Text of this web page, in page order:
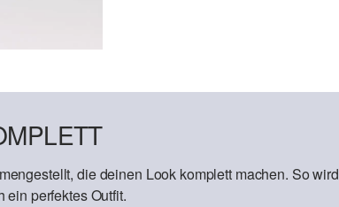
die deinen Look komplett machen. So wird
perfektes Outfit.